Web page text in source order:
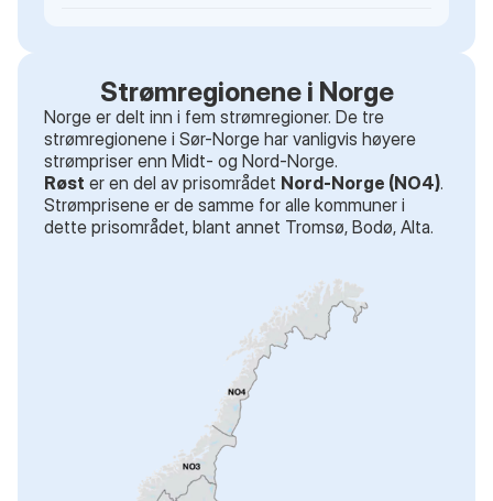
Strømregionene i Norge
Norge er delt inn i fem strømregioner. De tre
strømregionene i Sør-Norge har vanligvis høyere
strømpriser enn Midt- og Nord-Norge.
Røst er en del av prisområdet Nord-Norge (NO4).
Strømprisene er de samme for alle kommuner i
dette prisområdet, blant annet Tromsø, Bodø, Alta.